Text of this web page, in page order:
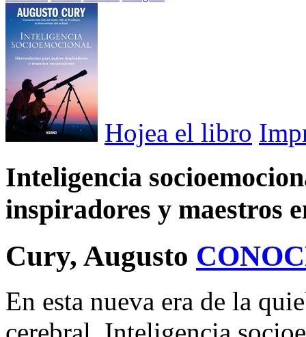
Hojea el libro
Inteligencia
inspiradores y maestros
Cury, Augusto
En esta nueva era de la